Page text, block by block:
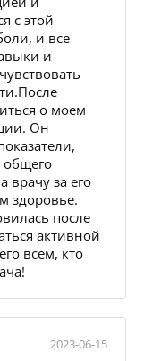
с этой
и все
и
о моем
Он
общего
врачу за его
здоровье.
после
активной
всем, кто
2023-06-15